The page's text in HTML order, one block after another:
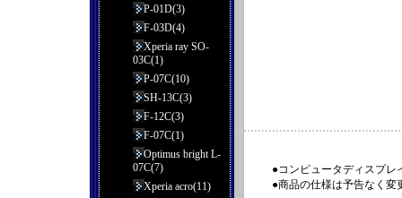
●コンピュータディスプレ
●商品の仕様は予告なく変
P-01D(3)
F-03D(4)
Xperia ray SO-
03C(1)
P-07C(10)
SH-13C(3)
F-12C(3)
F-07C(1)
Optimus bright L-
07C(7)
Xperia acro(11)